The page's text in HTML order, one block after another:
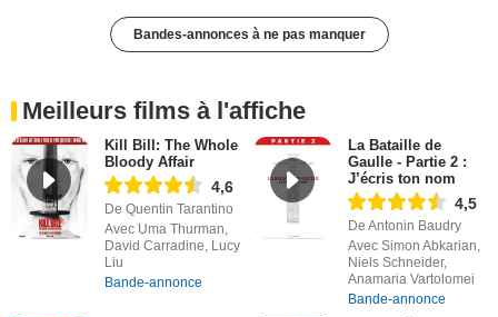
Bandes-annonces à ne pas manquer
Meilleurs films à l'affiche
Kill Bill: The Whole
Bloody Affair
4,6
De Quentin Tarantino
Avec Uma Thurman,
David Carradine, Lucy
Liu
Bande-annonce
La Bataille de
Gaulle - Partie 2 :
J’écris ton nom
4,5
De Antonin Baudry
Avec Simon Abkarian,
Niels Schneider,
Anamaria Vartolomei
Bande-annonce